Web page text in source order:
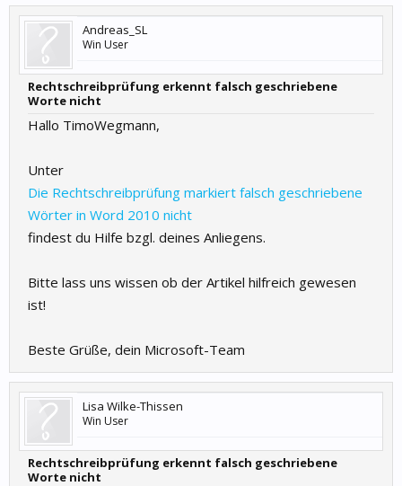
Andreas_SL
Win User
Rechtschreibprüfung erkennt falsch geschriebene
Worte nicht
Hallo TimoWegmann,
Unter
Die Rechtschreibprüfung markiert falsch geschriebene
Wörter in Word 2010 nicht
findest du Hilfe bzgl. deines Anliegens.
Bitte lass uns wissen ob der Artikel hilfreich gewesen
ist!
Beste Grüße, dein Microsoft-Team
Lisa Wilke-Thissen
Win User
Rechtschreibprüfung erkennt falsch geschriebene
Worte nicht